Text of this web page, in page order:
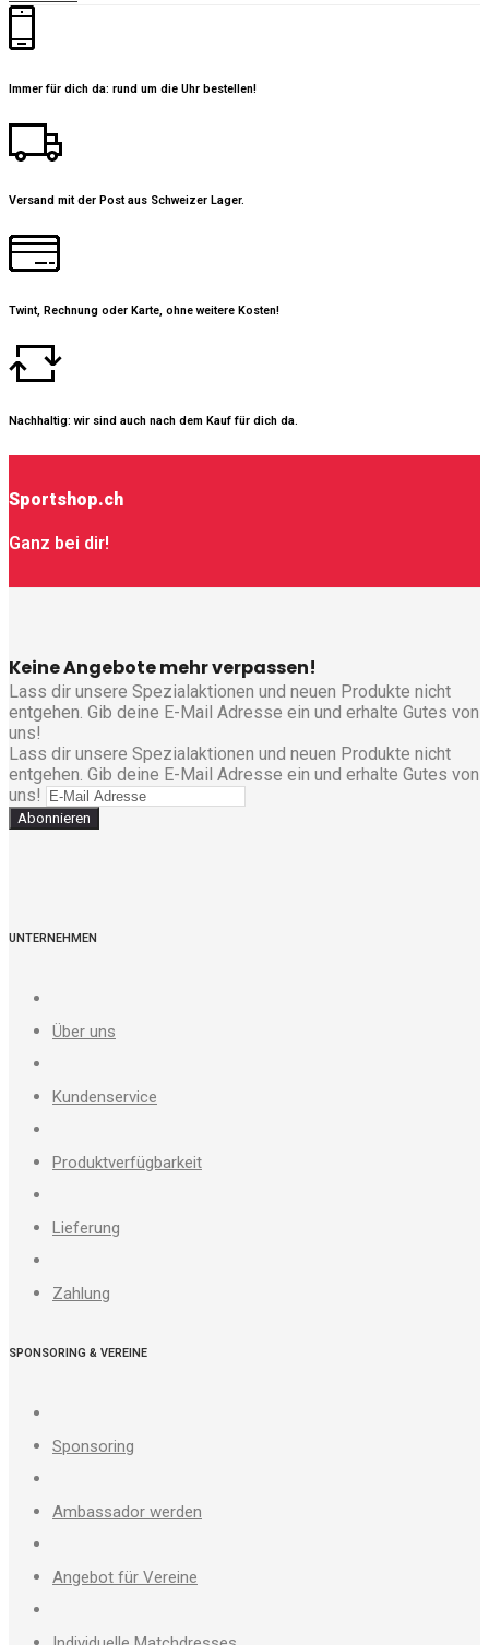
Immer für dich da: rund um die Uhr bestellen!
Versand mit der Post aus Schweizer Lager.
Twint, Rechnung oder Karte, ohne weitere Kosten!
Nachhaltig: wir sind auch nach dem Kauf für dich da.
Sportshop.ch
Ganz bei dir!
Keine Angebote mehr verpassen!
Lass dir unsere Spezialaktionen und neuen Produkte nicht
entgehen. Gib deine E-Mail Adresse ein und erhalte Gutes von
uns!
Lass dir unsere Spezialaktionen und neuen Produkte nicht
entgehen. Gib deine E-Mail Adresse ein und erhalte Gutes von
uns!
Abonnieren
UNTERNEHMEN
Über uns
Kundenservice
Produktverfügbarkeit
Lieferung
Zahlung
SPONSORING & VEREINE
Sponsoring
Ambassador werden
Angebot für Vereine